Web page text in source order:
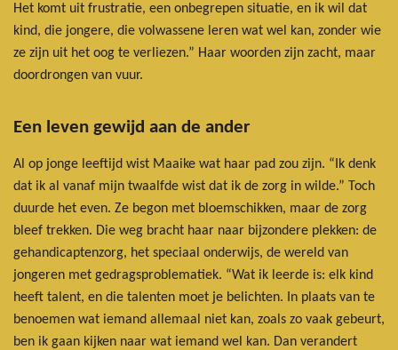
Het komt uit frustratie, een onbegrepen situatie, en ik wil dat
kind, die jongere, die volwassene leren wat wel kan, zonder wie
ze zijn uit het oog te verliezen.” Haar woorden zijn zacht, maar
doordrongen van vuur.
Een leven gewijd aan de ander
Al op jonge leeftijd wist Maaike wat haar pad zou zijn. “Ik denk
dat ik al vanaf mijn twaalfde wist dat ik de zorg in wilde.” Toch
duurde het even. Ze begon met bloemschikken, maar de zorg
bleef trekken. Die weg bracht haar naar bijzondere plekken: de
gehandicaptenzorg, het speciaal onderwijs, de wereld van
jongeren met gedragsproblematiek. “Wat ik leerde is: elk kind
heeft talent, en die talenten moet je belichten. In plaats van te
benoemen wat iemand allemaal niet kan, zoals zo vaak gebeurt,
ben ik gaan kijken naar wat iemand wel kan. Dan verandert